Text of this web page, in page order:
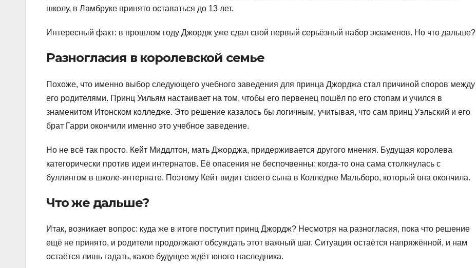
школу, в Ламбруке принято оставаться до 13 лет.
Интересный факт: в прошлом году Джордж уже сдал свой первый серьёзный набор экзаменов. Но что дальше?
Разногласия в королевской семье
Похоже, что именно выбор следующего учебного заведения для принца Джорджа стал причиной споров между
его родителями. Принц Уильям настаивает на том, чтобы его первенец пошёл по его стопам и учился в
знаменитом Итонском колледже. Это решение казалось бы логичным, учитывая, что сам принц Уэльский и его
брат Гарри окончили именно это учебное заведение.
Но не всё так просто. Кейт Миддлтон, мать Джорджа, придерживается другого мнения. Будущая королева
категорически против идеи интернатов. Её опасения не беспочвенны: когда-то она сама столкнулась с
буллингом в школе-интернате. Поэтому Кейт видит своего сына в Колледже Мальборо, который она окончила.
Что же дальше?
Итак, возникает вопрос: куда же в итоге поступит принц Джордж? Несмотря на разногласия, пока что решение
ещё не принято, и родители продолжают обсуждать этот важный шаг. Ситуация остаётся напряжённой, и нам
остаётся лишь гадать, какое будущее ждёт юного наследника.